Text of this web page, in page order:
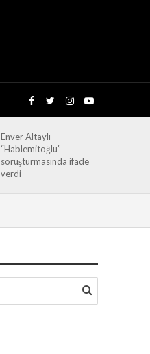
Enver Altaylı
“Hablemitoğlu”
soruşturmasında ifade
verdi